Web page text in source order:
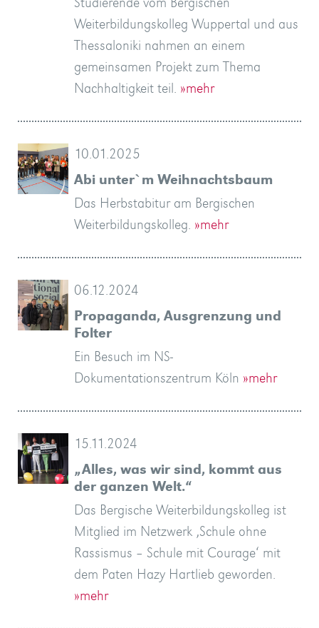
Studierende vom Bergischen
Weiterbildungskolleg Wuppertal und aus
Thessaloniki nahmen an einem
gemeinsamen Projekt zum Thema
Nachhaltigkeit teil. »mehr
10.01.2025
Abi unter`m Weihnachtsbaum
Das Herbstabitur am Bergischen
Weiterbildungskolleg. »mehr
06.12.2024
Propaganda, Ausgrenzung und
Folter
Ein Besuch im NS-
Dokumentationszentrum Köln »mehr
15.11.2024
„Alles, was wir sind, kommt aus
der ganzen Welt.“
Das Bergische Weiterbildungskolleg ist
Mitglied im Netzwerk ‚Schule ohne
Rassismus – Schule mit Courage‘ mit
dem Paten Hazy Hartlieb geworden.
»mehr